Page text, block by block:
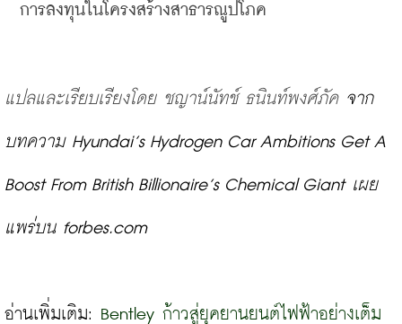
การลงทุนในโครงสร้างสาธารณูปโภค
แปลและเรียบเรียงโดย ชญาน์นัทช์ ธนินท์พงศ์ภัค จาก
บทความ Hyundai’s Hydrogen Car Ambitions Get A
Boost From British Billionaire’s Chemical Giant เผย
แพร่บน forbes.com
อ่านเพิ่มเติม: Bentley ก้าวสู่ยุคยานยนต์ไฟฟ้าอย่างเต็ม